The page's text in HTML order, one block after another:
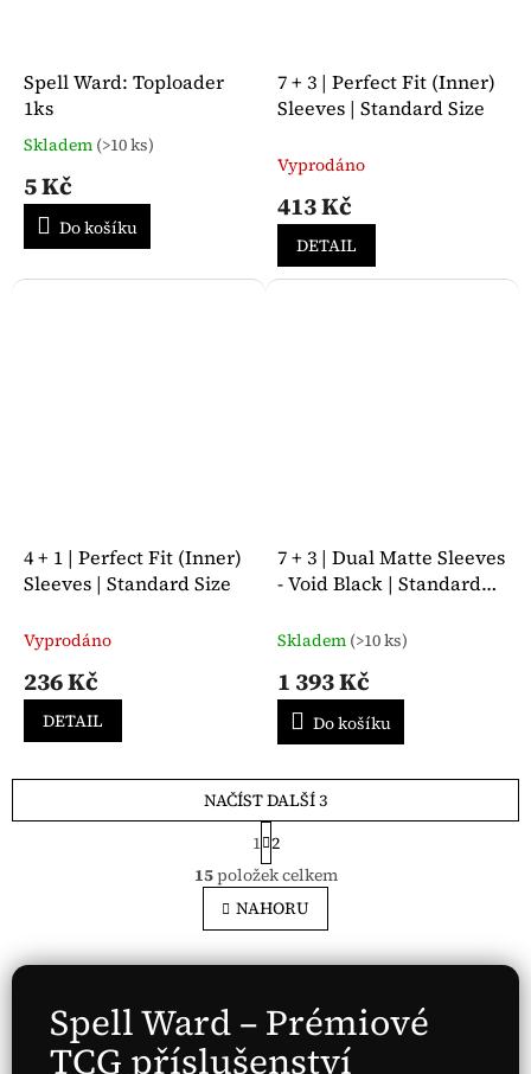
Spell Ward: Toploader
1ks
Průměrné
hodnocení
produktu
5,0
5
Skladem (>10 ks)
5 Kč
Do košíku
7 + 3 | Perfect Fit (Inner)
Sleeves | Standard Size
Vyprodáno
413 Kč
DETAIL
4 + 1 | Perfect Fit (Inner)
Sleeves | Standard Size
Vyprodáno
236 Kč
DETAIL
7 + 3 | Dual Matte Sleeves
- Void Black | Standard
Skladem (>10 ks)
1 393 Kč
Do košíku
O
v
l
á
d
í
p
r
NAČÍST DALŠÍ 3
S
t
r
á
n
k
o
v
n
í
1 2
15položek celkem
NAHORU
Spell Ward – Prémiové
TCG příslušenství